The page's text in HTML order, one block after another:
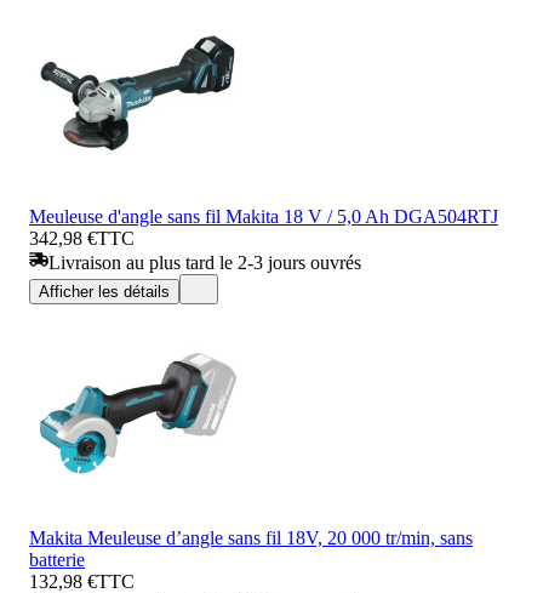
Meuleuse d'angle sans fil Makita 18 V / 5,0 Ah DGA504RTJ
342,98 €TTC
Livraison au plus tard le 2-3 jours ouvrés
Afficher les détails
Makita Meuleuse d’angle sans fil 18V, 20 000 tr/min, sans
batterie
132,98 €TTC